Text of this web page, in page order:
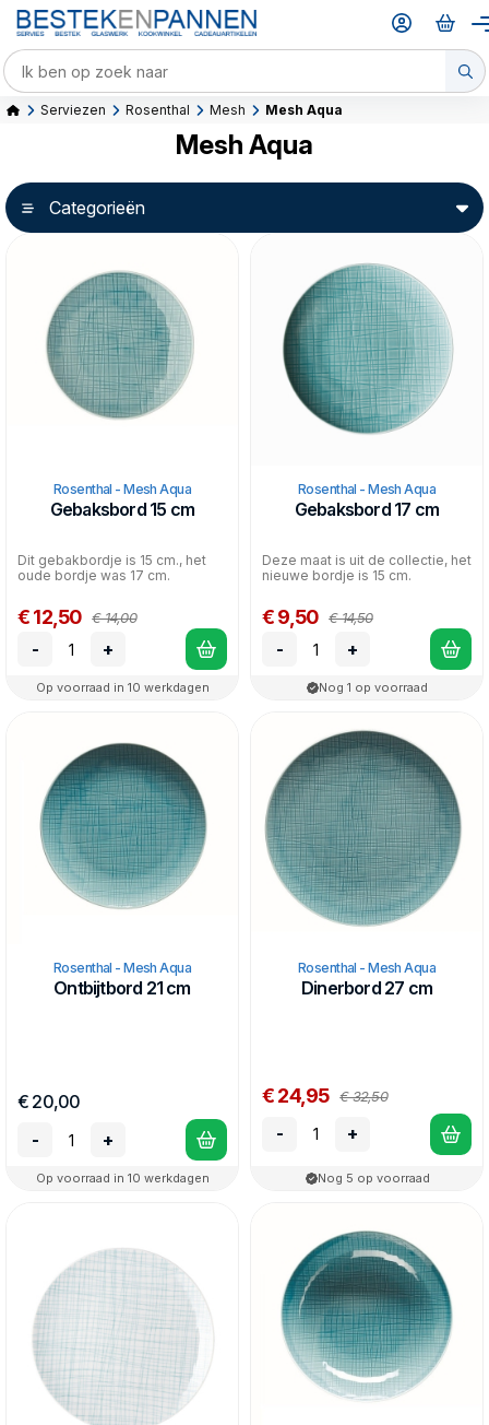
Serviezen Rosenthal Mesh Mesh Aqua
Mesh Aqua
Categorieën
Rosenthal - Mesh Aqua
Gebaksbord 15 cm
Dit gebakbordje is 15 cm., het
oude bordje was 17 cm.
€ 12,50 € 14,00
- +
Op voorraad in 10 werkdagen
Rosenthal - Mesh Aqua
Gebaksbord 17 cm
Deze maat is uit de collectie, het
nieuwe bordje is 15 cm.
€ 9,50 € 14,50
- +
Nog 1 op voorraad
Rosenthal - Mesh Aqua
Ontbijtbord 21 cm
€ 20,00
-
+
Op voorraad in 10 werkdagen
Rosenthal - Mesh Aqua
Dinerbord 27 cm
€ 24,95 € 32,50
- +
Nog 5 op voorraad